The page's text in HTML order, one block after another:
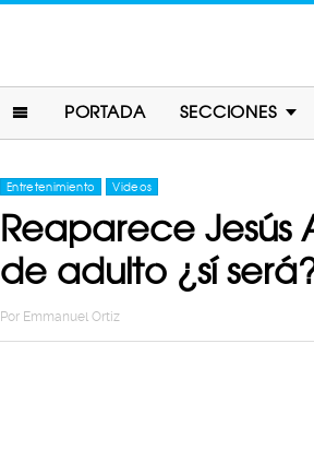
PORTADA SECCIONES
Entretenimiento Videos
Reaparece
de adulto ¿sí
Por Emmanuel Ortiz